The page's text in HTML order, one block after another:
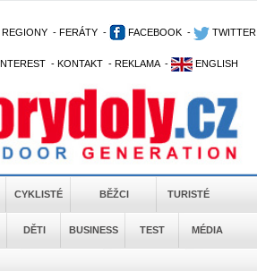
REGIONY - FERÁTY - FACEBOOK - TWITTER
- KONTAKT - REKLAMA - ENGLISH
CYKLISTÉ BĚŽCI TURISTÉ
DĚTI BUSINESS TEST MÉDIA